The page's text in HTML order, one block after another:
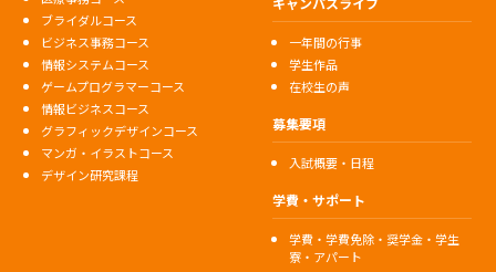
ブライダルコース
ビジネス事務コース
情報システムコース
ゲームプログラマーコース
情報ビジネスコース
グラフィックデザインコース
マンガ・イラストコース
デザイン研究課程
一年間の行事
学生作品
在校生の声
募集要項
入試概要・日程
学費・サポート
学費・学費免除・奨学金・学生
寮・アパート